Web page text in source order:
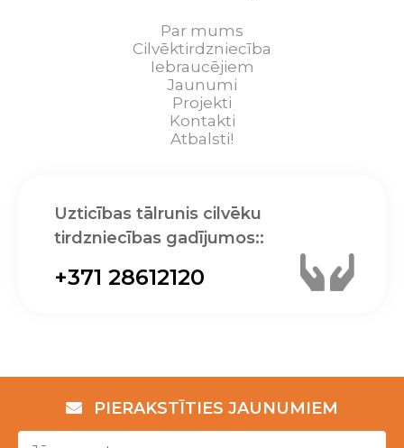
Par mums
Cilvēktirdzniecība
Iebraucējiem
Jaunumi
Projekti
Kontakti
Atbalsti!
Uzticības tālrunis cilvēku
tirdzniecības gadījumos::
+371 28612120
PIERAKSTĪTIES JAUNUMIEM